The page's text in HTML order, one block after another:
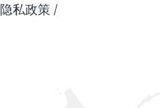
隐私政策